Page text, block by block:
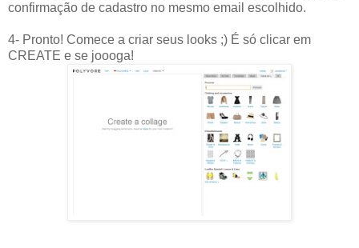
confirmação de cadastro no mesmo email escolhido.
4- Pronto! Comece a criar seus looks ;) É só clicar em
CREATE e se joooga!